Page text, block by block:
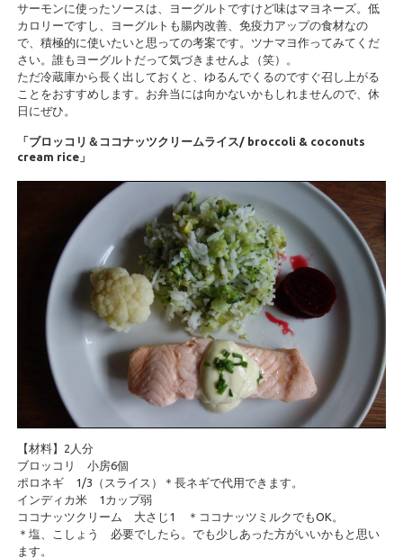
サーモンに使ったソースは、ヨーグルトですけど味はマヨネーズ。低
カロリーですし、ヨーグルトも腸内改善、免疫力アップの食材なの
で、積極的に使いたいと思っての考案です。ツナマヨ作ってみてくだ
さい。誰もヨーグルトだって気づきませんよ（笑）。
ただ冷蔵庫から長く出しておくと、ゆるんでくるのですぐ召し上がる
ことをおすすめします。お弁当には向かないかもしれませんので、休
日にぜひ。
「ブロッコリ＆ココナッツクリームライス/ broccoli & coconuts
cream rice」
【材料】2人分
ブロッコリ 小房6個
ポロネギ 1/3（スライス）＊長ネギで代用できます。
インディカ米 1カップ弱
ココナッツクリーム 大さじ1 ＊ココナッツミルクでもOK。
＊塩、こしょう 必要でしたら。でも少しあった方がいいかもと思い
ます。